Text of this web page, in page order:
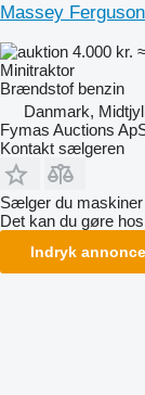
Massey
4.000 kr.
Minitraktor
Brændstof benzin
Danmark,
Fymas Auctions
Kontakt sælgeren
Sælger du
Det kan du gøre
Indryk annonce